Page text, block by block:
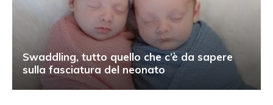
Swaddling, tutto quello che c’è da sapere
sulla fasciatura del neonato